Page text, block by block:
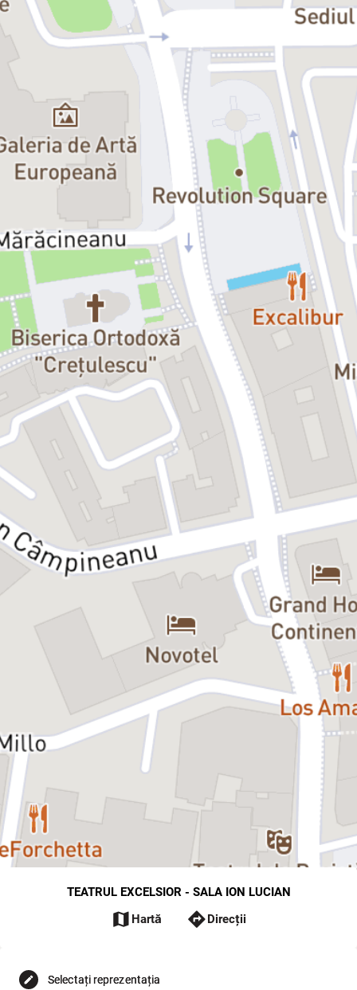
Consultant tango argentinian:
Daniel Măndiță
Recomandare de vârstă:
12+
Durată:2h 30’ (cu pauză)
Data premierei:
13 septembrie 2019
Distribuția:
Gomez Addams:
Lucian Ionescu
Morticia Addams:
Camelia Pintilie / Oana Predescu
Wednesday Addams:Ana Udroiu
Pugsley Addams: Mihai Cheregi
Unchiul Fester:Mihai Mitrea / Radu Mitrea
Oana Pușcatu
Mircea Alexandru Băluță
Alice Beineke:
Maria Alexievici
Mal Beineke:Doru Bem
Lucas Beineke:
Dan Pughineanu
Strămoșii:
Marchiza: Andreea Hristu
Mireasa:
Iulia Samson
Balerina:Loredana Cosovanu / Cristina Danu
Clownul:Alex Popa
Soldatul:Dan Clucinschi
Ovidiu Ușvat
TEATRUL EXCELSIOR - SALA ION LUCIAN
map Hartă directionsDirecții
edit Selectați reprezentația